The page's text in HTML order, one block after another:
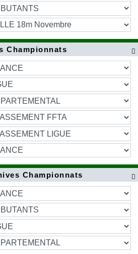

Championnats

Championnats